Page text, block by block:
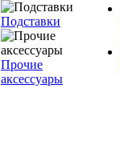
Подставки
Прочие
аксессуары